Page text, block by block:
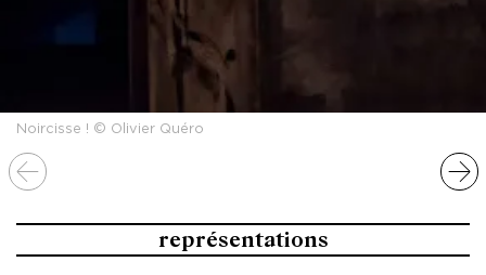
Noircisse ! © Olivier Quéro
représentations